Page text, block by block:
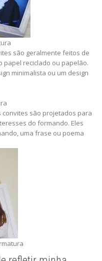
são geralmente feitos de
papel reciclado ou papelão.
minimalista ou um design
convites são projetados para
do formando. Eles
uma frase ou poema